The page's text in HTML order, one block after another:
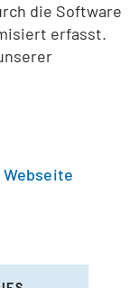
die Software
erfasst.